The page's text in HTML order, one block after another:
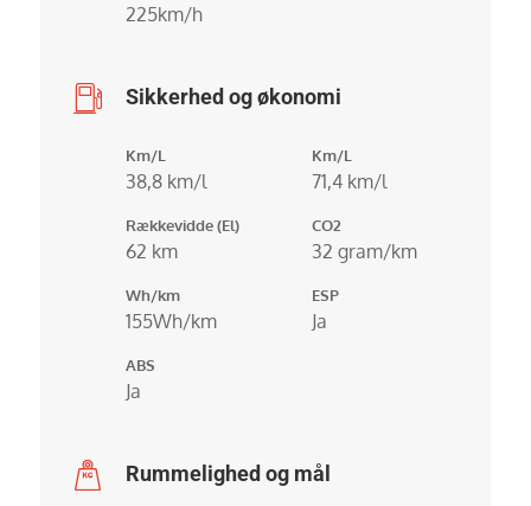
225km/h
Sikkerhed og økonomi
Km/L
38,8 km/l
Km/L
71,4 km/l
Rækkevidde (El)
62 km
CO2
32 gram/km
Wh/km
155Wh/km
ESP
Ja
ABS
Ja
Rummelighed og mål